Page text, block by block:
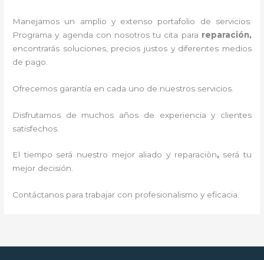
Manejamos un amplio y extenso portafolio de servicios.
Programa y agenda con nosotros tu cita para reparación,
encontrarás soluciones, precios justos y diferentes medios
de pago.
Ofrecemos garantía en cada uno de nuestros servicios.
Disfrutamos de muchos años de experiencia y clientes
satisfechos.
El tiempo será nuestro mejor aliado y reparaciòn, será tu
mejor decisión.
Contáctanos para trabajar con profesionalismo y eficacia.